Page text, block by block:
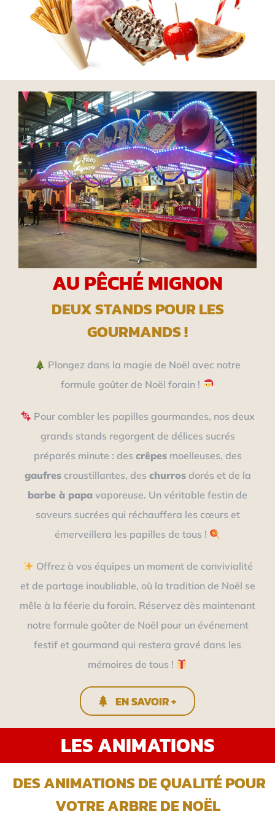
AU PÊCHÉ MIGNON
DEUX STANDS POUR LES
GOURMANDS !
Plongez dans la magie de Noël avec notre
formule goûter de Noël forain !
Pour combler les papilles gourmandes, nos deux
grands stands regorgent de délices sucrés
préparés minute : des crêpesmoelleuses, des
gaufrescroustillantes, des churrosdorés et de la
barbe à papa vaporeuse. Un véritable festin de
saveurs sucrées qui réchauffera les cœurs et
émerveillera les papilles de tous !
Offrez à vos équipes un moment de convivialité
et de partage inoubliable, où la tradition de Noël se
mêle à la féerie du forain. Réservez dès maintenant
notre formule goûter de Noël pour un événement
festif et gourmand qui restera gravé dans les
mémoires de tous !
EN SAVOIR +
LES ANIMATIONS
DES ANIMATIONS DE QUALITÉ POUR
VOTRE ARBRE DE NOËL